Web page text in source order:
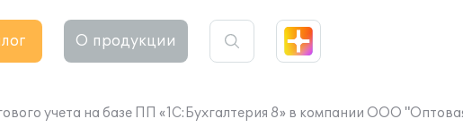
О продукции
учета на базе ПП «1C:Бухгалтерия 8» в компании ООО